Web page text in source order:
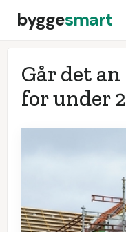
byggesmart
Går det
for under